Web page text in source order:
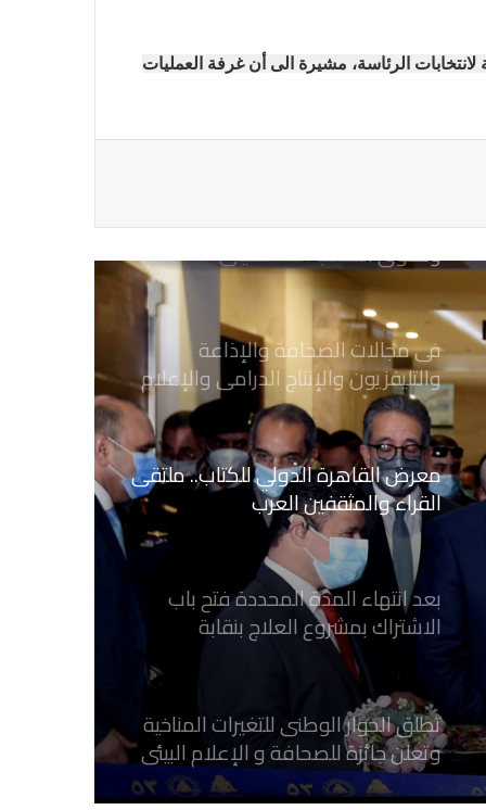
الرئاسة، مشيرة الى أن غرفة العمليات
وحقوق الشعب الفلسطيني
فى مجالات الصحافة والإذاعة
والتليفزيون والإنتاج الدرامى والإعلام
الرقمي
معرض القاهرة الدولي للكتاب.. ملتقى
القراء والمثقفين العرب
بعد انتهاء المدة المحددة فتح باب
الاشتراك بمشروع العلاج بنقابة
الصحفيين المصريين
تطلق الحوار الوطنى للتغيرات المناخية
عن التغيرات المناخية
نقابة الصحفيين العراقيين تستقبل طلبة
كلية الإعلام بجامعة المستقبل في بابل